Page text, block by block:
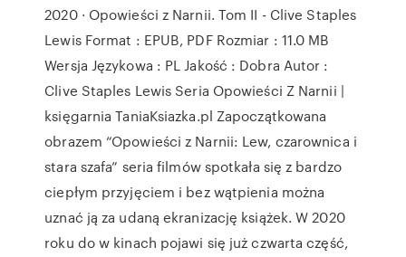
2020 · Opowieści z Narnii. Tom II - Clive Staples
Lewis Format : EPUB, PDF Rozmiar : 11.0 MB
Wersja Językowa : PL Jakość : Dobra Autor :
Clive Staples Lewis Seria Opowieści Z Narnii |
księgarnia TaniaKsiazka.pl Zapoczątkowana
obrazem “Opowieści z Narnii: Lew, czarownica i
stara szafa” seria filmów spotkała się z bardzo
ciepłym przyjęciem i bez wątpienia można
uznać ją za udaną ekranizację książek. W 2020
roku do w kinach pojawi się już czwarta część,